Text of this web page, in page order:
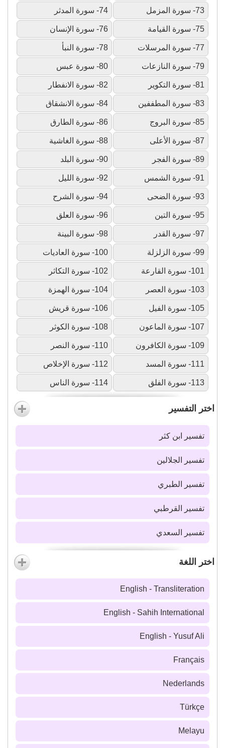
73- سورة المزمل 74- سورة المدثر
75- سورة القيامة 76- سورة الإنسان
77- سورة المرسلات 78- سورة النبأ
79- سورة النازعات 80- سورة عبس
81- سورة التكوير 82- سورة الانفطار
83- سورة المطففين 84- سورة الانشقاق
85- سورة البروج 86- سورة الطارق
87- سورة الأعلى 88- سورة الغاشية
89- سورة الفجر 90- سورة البلد
91- سورة الشمس 92- سورة الليل
93- سورة الضحى 94- سورة الشرح
95- سورة التين 96- سورة العلق
97- سورة القدر 98- سورة البينة
99- سورة الزلزلة 100- سورة العاديات
101- سورة القارعة 102- سورة التكاثر
103- سورة العصر 104- سورة الهمزة
105- سورة الفيل 106- سورة قريش
107- سورة الماعون 108- سورة الكوثر
109- سورة الكافرون 110- سورة النصر
111- سورة المسد 112- سورة الإخلاص
113- سورة الفلق 114- سورة الناس
اختر التفسير
تفسير ابن كثر
تفسير الجلالين
تفسير الطبري
تفسير القرطبي
تفسير السعدي
اختر اللغة
English - Transliteration
English - Sahih International
English - Yusuf Ali
Français
Nederlands
Türkçe
Melayu